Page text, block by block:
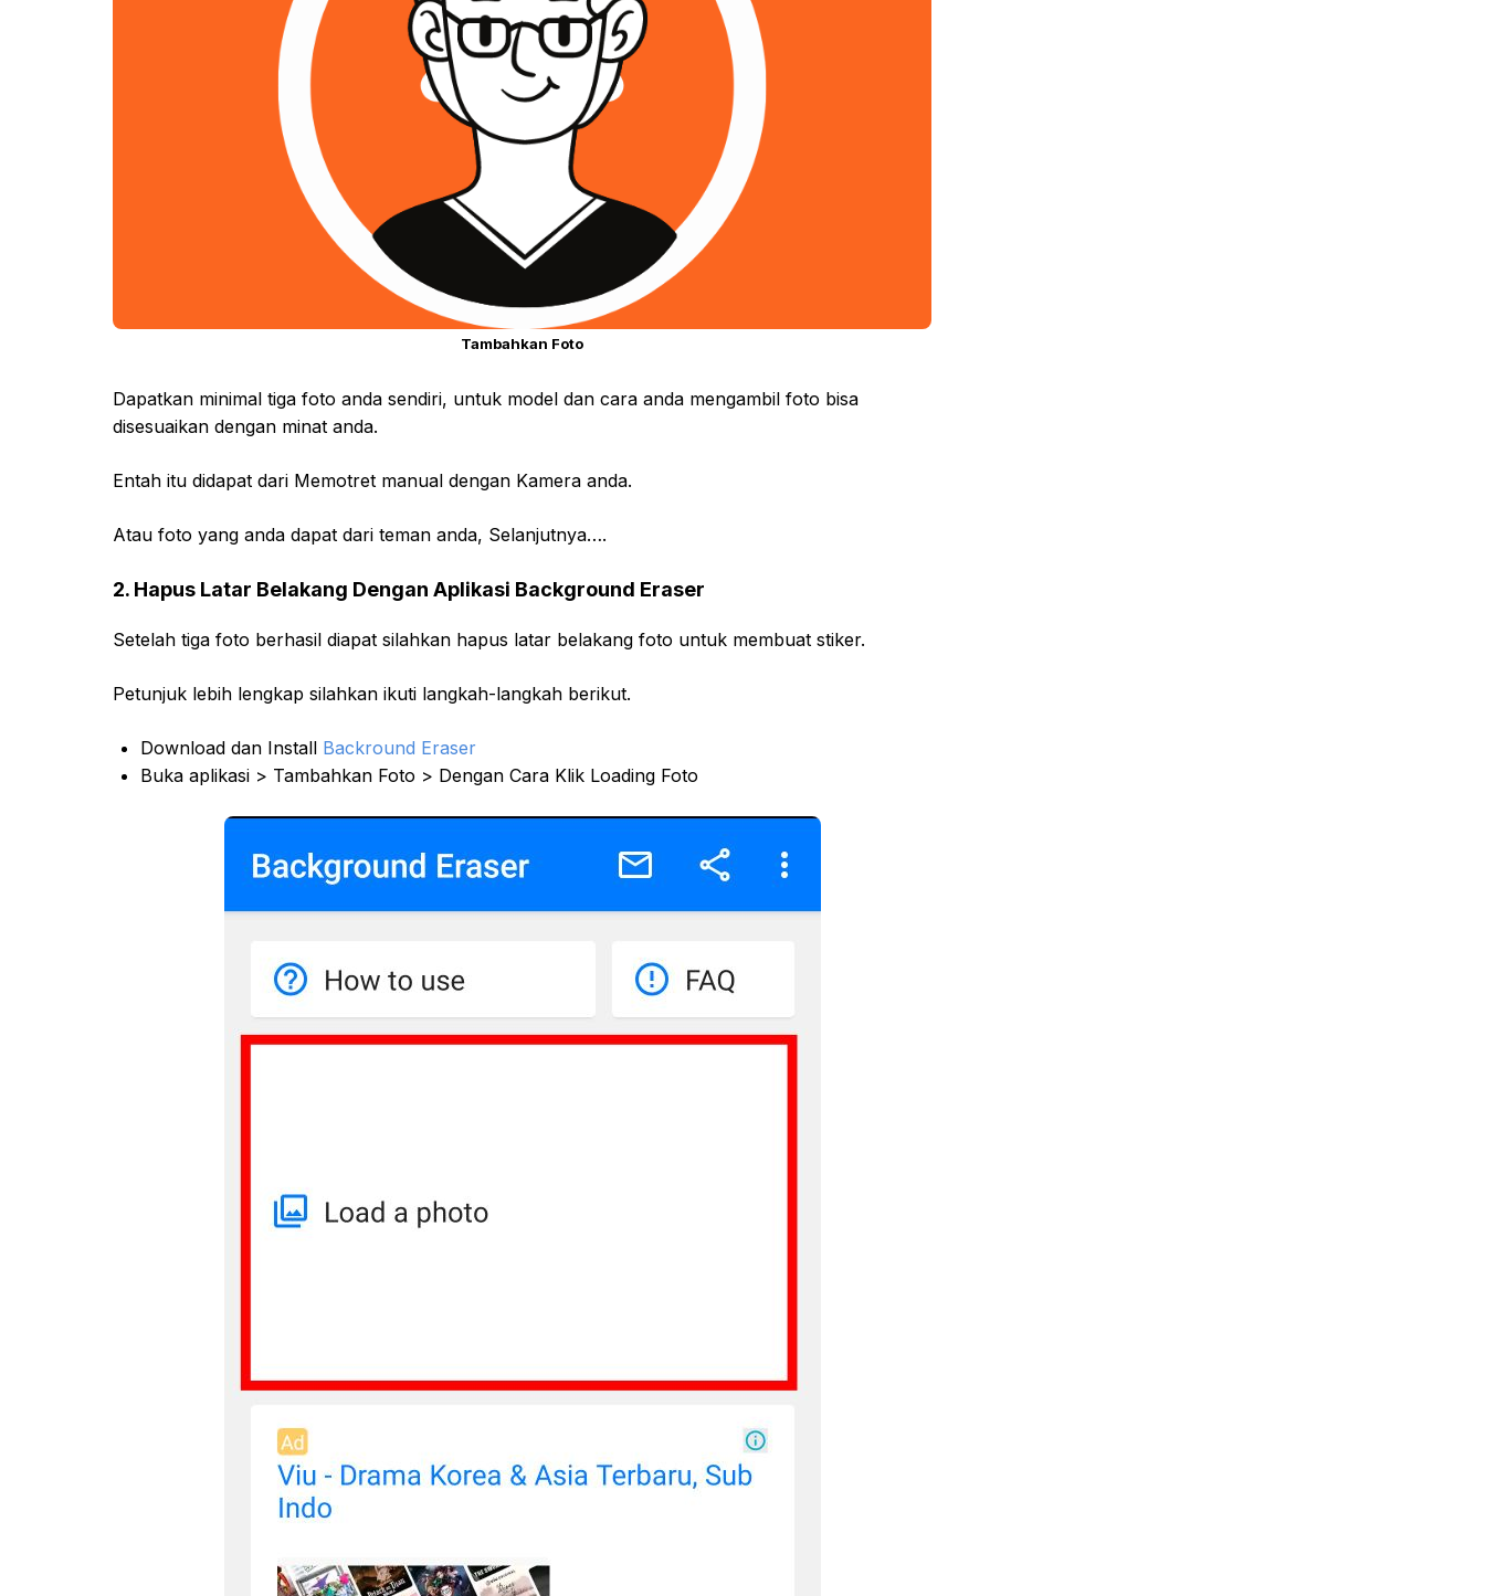
Tambahkan Foto
Dapatkan minimal tiga foto anda sendiri, untuk model dan cara anda mengambil foto bisa
disesuaikan dengan minat anda.
Entah itu didapat dari Memotret manual dengan Kamera anda.
Atau foto yang anda dapat dari teman anda, Selanjutnya….
2. Hapus Latar Belakang Dengan Aplikasi Background Eraser
Setelah tiga foto berhasil diapat silahkan hapus latar belakang foto untuk membuat stiker.
Petunjuk lebih lengkap silahkan ikuti langkah-langkah berikut.
Download dan Install Backround Eraser
Buka aplikasi > Tambahkan Foto > Dengan Cara Klik Loading Foto